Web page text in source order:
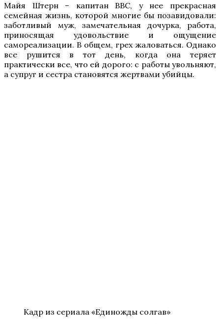
Майя Штерн – капитан ВВС, у нее прекрасная
семейная жизнь, которой многие бы позавидовали:
заботливый муж, замечательная дочурка, работа,
приносящая удовольствие и ощущение
самореализации. В общем, грех жаловаться. Однако
все рушится в тот день, когда она теряет
практически все, что ей дорого: с работы увольняют,
а супруг и сестра становятся жертвами убийцы.
Кадр из сериала «Единожды солгав»